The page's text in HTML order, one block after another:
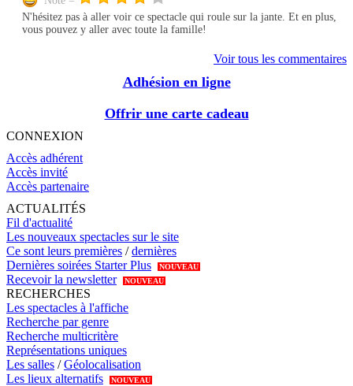
N'hésitez pas à aller voir ce spectacle qui roule sur la jante. Et en plus,
vous pouvez y aller avec toute la famille!
Voir tous les commentaires
Adhésion en ligne
Offrir une carte cadeau
CONNEXION
Accès adhérent
Accès invité
Accès partenaire
ACTUALITÉS
Fil d'actualité
Les nouveaux spectacles sur le site
Ce sont leurs premières /dernières
Dernières soirées Starter Plus
NOUVEAU
Recevoir la newsletter NOUVEAU
RECHERCHES
Les spectacles à l'affiche
Recherche par genre
Recherche multicritère
Représentations uniques
Les salles /Géolocalisation
Les lieux alternatifs
NOUVEAU